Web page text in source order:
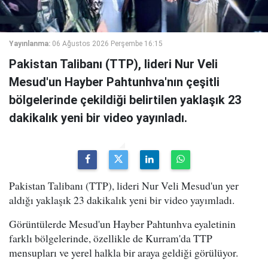
Yayınlanma: 06 Ağustos 2026 Perşembe 16:15
Pakistan Talibanı (TTP), lideri Nur Veli
Mesud'un Hayber Pahtunhva'nın çeşitli
bölgelerinde çekildiği belirtilen yaklaşık 23
dakikalık yeni bir video yayınladı.
Pakistan Talibanı (TTP), lideri Nur Veli Mesud'un yer
aldığı yaklaşık 23 dakikalık yeni bir video yayımladı.
Görüntülerde Mesud'un Hayber Pahtunhva eyaletinin
farklı bölgelerinde, özellikle de Kurram'da TTP
mensupları ve yerel halkla bir araya geldiği görülüyor.